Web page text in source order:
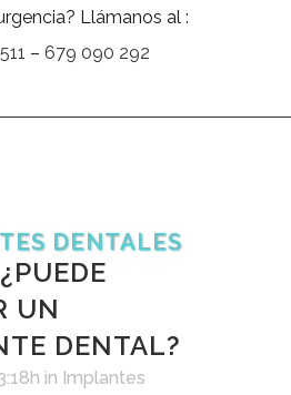
Llámanos al :
– 679 090 292
DENTALES
¿PUEDE
UN
DENTAL?
in Implantes